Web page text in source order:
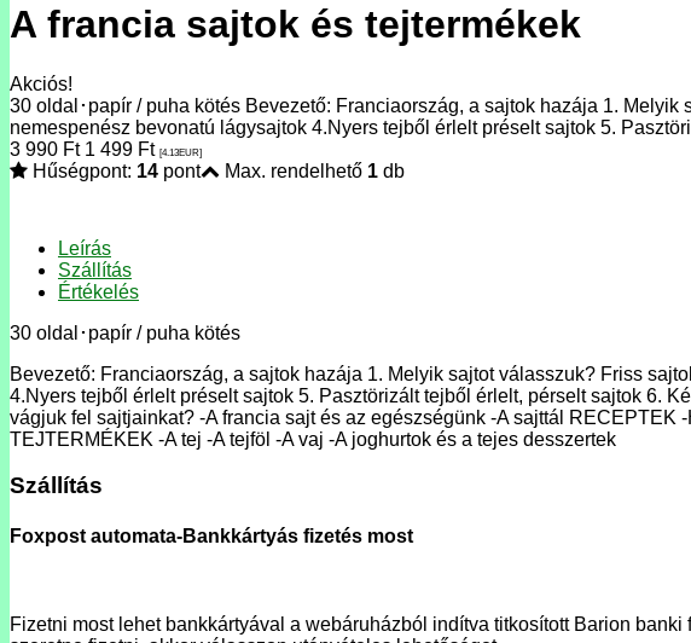
A francia sajtok és tejtermékek
Akciós!
30 oldal･papír / puha kötés Bevezető: Franciaország, a sajtok hazája 1.
nemespenész bevonatú lágysajtok 4.Nyers tejből érlelt préselt sajtok 5.
3 990 Ft 1 499 Ft [4.13EUR]
Hűségpont: 14 pont Max. rendelhető 1 db
Leírás
Szállítás
Értékelés
30 oldal･papír / puha kötés
Bevezető: Franciaország, a sajtok hazája 1. Melyik sajtot válasszuk? Friss
4.Nyers tejből érlelt préselt sajtok 5. Pasztörizált tejből érlelt, pérselt sajtok 6.
vágjuk fel sajtjainkat? -A francia sajt és az egészségünk -A sajttál
TEJTERMÉKEK -A tej -A tejföl -A vaj -A joghurtok és a tejes desszertek
Szállítás
Foxpost automata-Bankkártyás fizetés most
Fizetni most lehet bankkártyával a webáruházból indítva titkosított Barion